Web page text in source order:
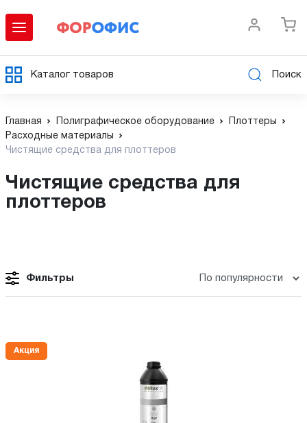
Каталог товаров Поиск
Главная Полиграфическое оборудование
Плоттеры
Расходные материалы
Чистящие средства для плоттеров
Чистящие средства для
плоттеров
Фильтры
Акция